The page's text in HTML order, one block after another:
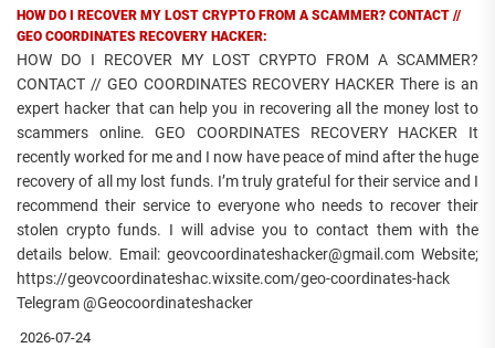
HOW DO I RECOVER MY LOST CRYPTO FROM A SCAMMER? CONTACT //
GEO COORDINATES RECOVERY HACKER:
HOW DO I RECOVER MY LOST CRYPTO FROM A SCAMMER?
CONTACT // GEO COORDINATES RECOVERY HACKER There is an
expert hacker that can help you in recovering all the money lost to
scammers online. GEO COORDINATES RECOVERY HACKER It
recently worked for me and I now have peace of mind after the huge
recovery of all my lost funds. I’m truly grateful for their service and I
recommend their service to everyone who needs to recover their
stolen crypto funds. I will advise you to contact them with the
details below. Email: geovcoordinateshacker@gmail.com Website;
https://geovcoordinateshac.wixsite.com/geo-coordinates-hack
Telegram @Geocoordinateshacker
2026-07-24